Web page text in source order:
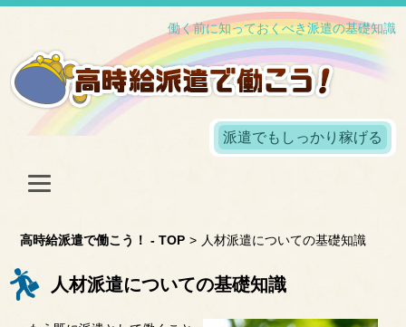
働く前に知っておくべき派遣の基礎知識
派遣でもしっかり稼げる
高時給派遣で働こう！ - TOP > 人材派遣についての基礎知識
人材派遣についての基礎知識